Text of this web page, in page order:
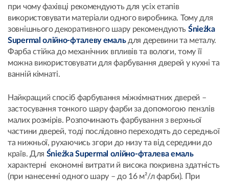
при чому фахівці рекомендують для усіх етапів
використовувати матеріали одного виробника. Тому для
зовнішнього декоративного шару рекомендують Śnieżka
Supermal олійно-фталеву емальдля деревини та металу.
Фарба стійка до механічних впливів та вологи, тому її
можна використовувати для фарбування дверей у кухні та
ванній кімнаті.
Найкращий спосіб фарбування міжкімнатних дверей –
застосування тонкого шару фарби за допомогою пензлів
малих розмірів. Розпочинають фарбування з верхньої
частини дверей, тоді послідовно переходять до середньої
та нижньої, рухаючись згори до низу та від середини до
країв. Для Śnieżka Supermal олійно-фталева емаль
характерні економні витрати й висока покривна здатність
(при нанесенні одного шару – до 16 м²/л фарби). При